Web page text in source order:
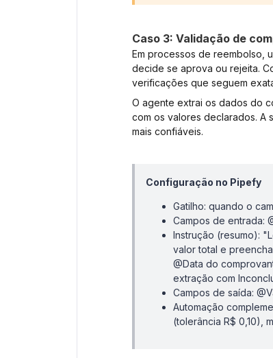
Caso 3: Validação de
Em processos de reembolso,
decide se aprova ou rejeita.
verificações que seguem
O agente extrai os dados do
com os valores declarados. A
mais confiáveis.
Configuração no Pipefy
Gatilho: quando o
Campos de entrada:
Instrução (resumo):
valor total e
@Data do
extração com
Campos de saída:
Automação
(tolerância R$ 0,10),